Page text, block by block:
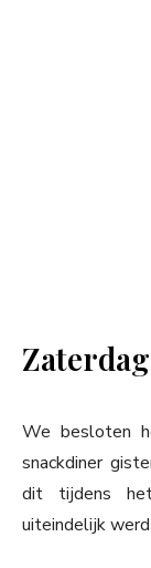
Zaterdag
We besloten
snackdiner
dit tijdens
uiteindelijk